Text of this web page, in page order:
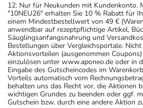
12: Nur für Neukunden mit Kundenkonto.
"10NEU26" erhalten Sie 10 % Rabatt für
einem Mindestbestellwert von 49 €
anwendbar auf rezeptpflichtige Artikel,
Säuglingsanfangsnahrung und
Bestellungen über Vergleichsportale.
Aktionsvorteilen (ausgenommen
einzulösen unter www.aponeo.de oder in
Eingabe des Gutscheincodes im
Vorteils automatisch vom
behalten uns das Recht vor, die Aktionen
wichtigen Grundes zu beenden oder ggf.
Gutschein bzw. durch eine andere Aktion